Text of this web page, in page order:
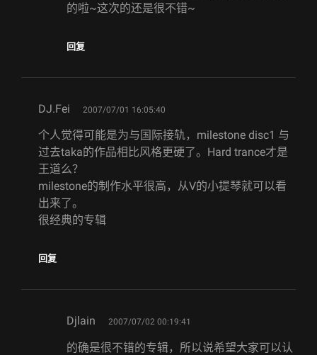
的啦~这次的还是很不错~
回复
DJ.Fei says:
2007/07/01 16:05:40
个人觉得可能是为与国际接轨，milestone disc1 与
过去taka的作品相比风格更硬了。Hard trance才是
王道么？
milestone的制作水平很高，从V的小提琴就可以看
出来了。
很经典的专辑
回复
Djlain says:
2007/07/02 00:19:41
的确是很不错的专辑，所以说希望大家可以认